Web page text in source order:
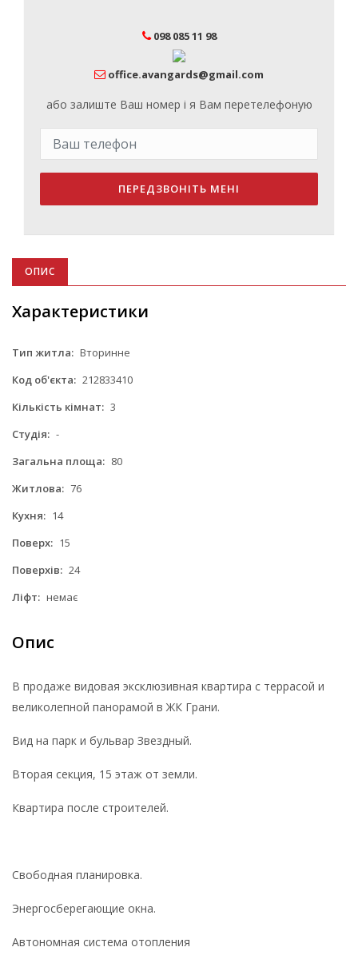
098 085 11 98
office.avangards@gmail.com
або залиште Ваш номер і я Вам перетелефоную
ПЕРЕДЗВОНІТЬ МЕНІ
ОПИС
Характеристики
Тип житла: Вторинне
Код об'єкта: 212833410
Кількість кімнат: 3
Студія: -
Загальна площа: 80
Житлова: 76
Кухня: 14
Поверх: 15
Поверхів: 24
Ліфт: немає
Опис
В продаже видовая эксклюзивная квартира с террасой и
великолепной панорамой в ЖК Грани.
Вид на парк и бульвар Звездный.
Вторая секция, 15 этаж от земли.
Квартира после строителей.
Свободная планировка.
Энергосберегающие окна.
Автономная система отопления